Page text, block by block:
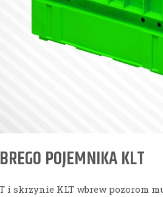
POJEMNIKA KLT
i skrzynie KLT wbrew pozorom